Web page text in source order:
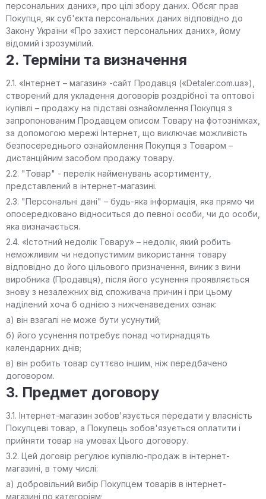
персональних даних», про цілі збору даних. Обсяг прав
Покупця, як суб'єкта персональних даних відповідно до
Закону України «Про захист персональних даних», йому
відомий і зрозумілий.
2. Терміни та визначення
2.1. «Інтернет – магазин» -сайт Продавця («Detaler.com.ua»),
створений для укладення договорів роздрібної та оптової
купівлі – продажу на підставі ознайомлення Покупця з
запропонованим Продавцем описом Товару на фотознімках,
за допомогою мережі Інтернет, що виключає можливість
безпосереднього ознайомлення Покупця з Товаром –
дистанційним засобом продажу товару.
2.2. "Товар" - перелік найменувань асортименту,
представлений в інтернет-магазині.
2.3. "Персональні дані" – будь-яка інформація, яка прямо чи
опосередковано відноситься до певної особи, чи до особи,
яка визначається.
2.4. «Істотний недолік Товару» – недолік, який робить
неможливим чи недопустимим використання товару
відповідно до його цільового призначення, виник з вини
виробника (Продавця), після його усунення проявляється
знову з незалежних від споживача причин і при цьому
наділений хоча б однією з нижченаведених ознак:
а) він взагалі не може бути усунутий;
б) його усунення потребує понад чотирнадцять
календарних днів;
в) він робить товар суттєво іншим, ніж передбачено
договором.
3. Предмет договору
3.1. Інтернет-магазин зобов'язується передати у власність
Покупцеві товар, а Покупець зобов'язується оплатити і
прийняти товар на умовах Цього договору.
3.2. Цей договір регулює купівлю-продаж в інтернет-
магазині, в тому числі:
а) добровільний вибір Покупцем товарів в інтернет-
магазині по категоріям;